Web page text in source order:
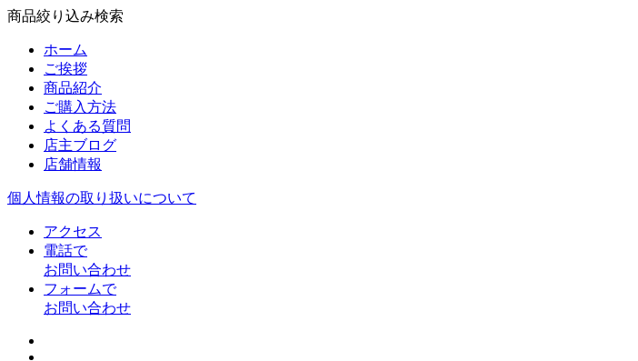
商品絞り込み検索
ホーム
ご挨拶
商品紹介
ご購入方法
よくある質問
店主ブログ
店舗情報
個人情報の取り扱いについて
アクセス
電話で
お問い合わせ
フォームで
お問い合わせ